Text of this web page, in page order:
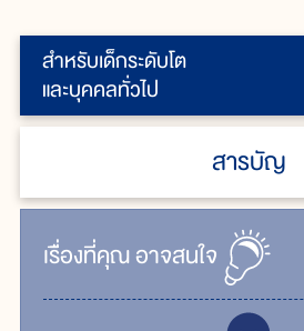
สำหรับเด็กระดับโต
และบุคคลทั่วไป
สารบัญ
เรื่ิองที่คุณอาจสนใจ